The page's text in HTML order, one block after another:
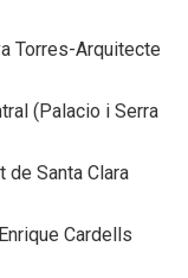
Torres-Arquitecte
(Palacio i Serra
de Santa Clara
Cardells